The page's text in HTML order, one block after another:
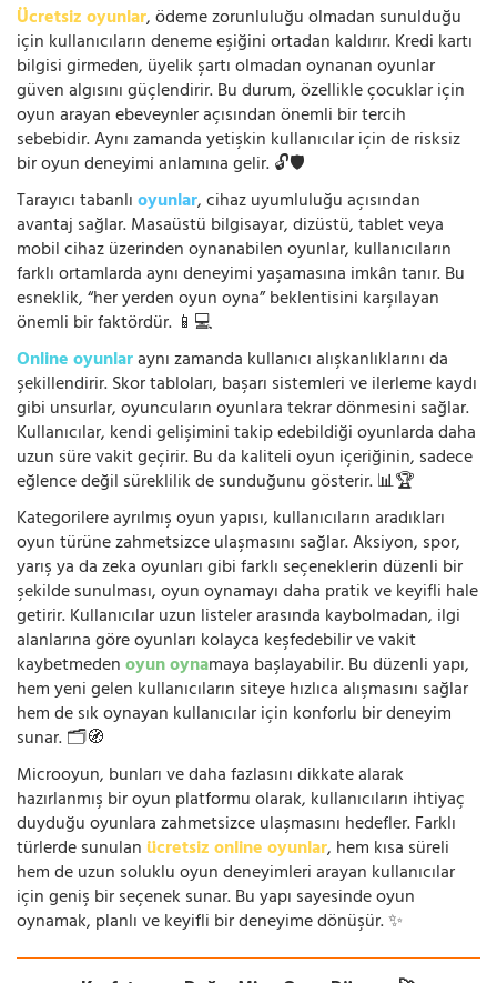
Ücretsiz oyunlar, ödeme zorunluluğu olmadan sunulduğu
için kullanıcıların deneme eşiğini ortadan kaldırır. Kredi kartı
bilgisi girmeden, üyelik şartı olmadan oynanan oyunlar
güven algısını güçlendirir. Bu durum, özellikle çocuklar için
oyun arayan ebeveynler açısından önemli bir tercih
sebebidir. Aynı zamanda yetişkin kullanıcılar için de risksiz
bir oyun deneyimi anlamına gelir. 🔓🛡️
Tarayıcı tabanlıoyunlar, cihaz uyumluluğu açısından
avantaj sağlar. Masaüstü bilgisayar, dizüstü, tablet veya
mobil cihaz üzerinden oynanabilen oyunlar, kullanıcıların
farklı ortamlarda aynı deneyimi yaşamasına imkân tanır. Bu
esneklik, “her yerden oyun oyna” beklentisini karşılayan
önemli bir faktördür. 📱💻
Online oyunlaraynı zamanda kullanıcı alışkanlıklarını da
şekillendirir. Skor tabloları, başarı sistemleri ve ilerleme kaydı
gibi unsurlar, oyuncuların oyunlara tekrar dönmesini sağlar.
Kullanıcılar, kendi gelişimini takip edebildiği oyunlarda daha
uzun süre vakit geçirir. Bu da kaliteli oyun içeriğinin, sadece
eğlence değil süreklilik de sunduğunu gösterir. 📊🏆
Kategorilere ayrılmış oyun yapısı, kullanıcıların aradıkları
oyun türüne zahmetsizce ulaşmasını sağlar. Aksiyon, spor,
yarış ya da zeka oyunları gibi farklı seçeneklerin düzenli bir
şekilde sunulması, oyun oynamayı daha pratik ve keyifli hale
getirir. Kullanıcılar uzun listeler arasında kaybolmadan, ilgi
alanlarına göre oyunları kolayca keşfedebilir ve vakit
kaybetmedenoyun oynamaya başlayabilir. Bu düzenli yapı,
hem yeni gelen kullanıcıların siteye hızlıca alışmasını sağlar
hem de sık oynayan kullanıcılar için konforlu bir deneyim
sunar. 🗂️🧭
Microoyun, bunları ve daha fazlasını dikkate alarak
hazırlanmış bir oyun platformu olarak, kullanıcıların ihtiyaç
duyduğu oyunlara zahmetsizce ulaşmasını hedefler. Farklı
türlerde sunulan ücretsiz online oyunlar, hem kısa süreli
hem de uzun soluklu oyun deneyimleri arayan kullanıcılar
için geniş bir seçenek sunar. Bu yapı sayesinde oyun
oynamak, planlı ve keyifli bir deneyime dönüşür. ✨